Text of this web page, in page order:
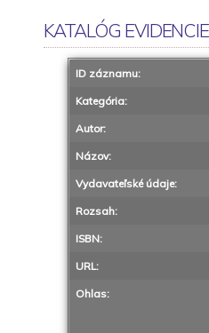
KATALÓG
ID záznamu:
Kategória:
Autor:
Názov:
Vydavateľské údaje:
Rozsah:
ISBN:
URL:
Ohlas: